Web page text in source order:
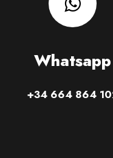
Whatsapp
+34 664 864